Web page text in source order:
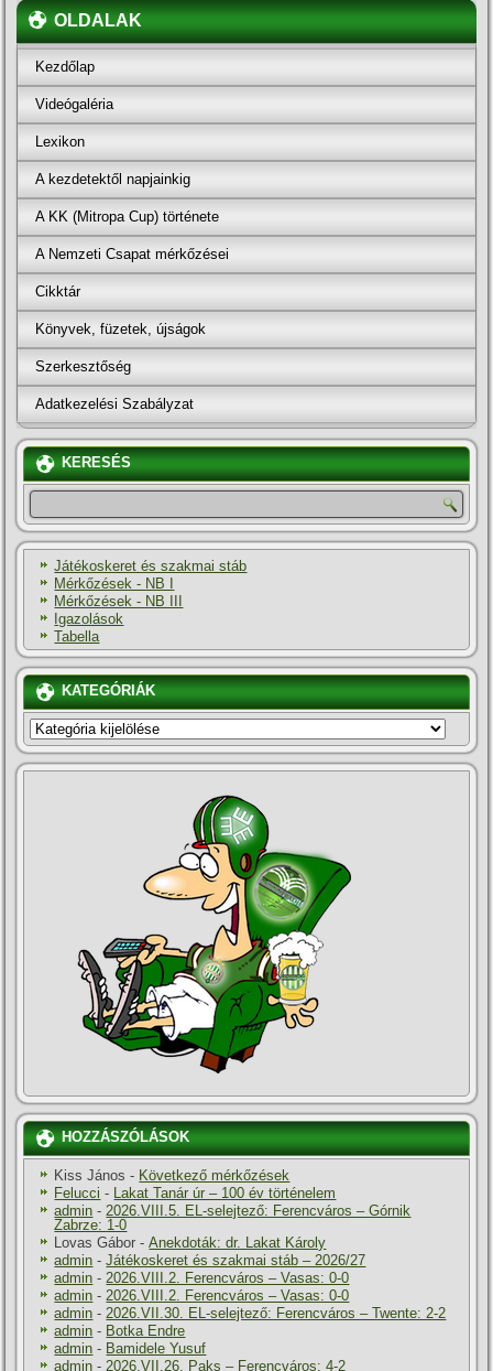
OLDALAK
Kezdőlap
Videógaléria
Lexikon
A kezdetektől napjainkig
A KK (Mitropa Cup) története
A Nemzeti Csapat mérkőzései
Cikktár
Könyvek, füzetek, újságok
Szerkesztőség
Adatkezelési Szabályzat
KERESÉS
Játékoskeret és szakmai stáb
Mérkőzések - NB I
Mérkőzések - NB III
Igazolások
Tabella
KATEGÓRIÁK
KATEGÓRIÁK
HOZZÁSZÓLÁSOK
Kiss János - Következő mérkőzések
Felucci - Lakat Tanár úr – 100 év történelem
admin -2026.VIII.5. EL-selejtező: Ferencváros – Górnik
Zabrze: 1-0
Lovas Gábor -Anekdoták: dr. Lakat Károly
admin -Játékoskeret és szakmai stáb – 2026/27
admin -2026.VIII.2. Ferencváros – Vasas: 0-0
admin -2026.VIII.2. Ferencváros – Vasas: 0-0
admin -2026.VII.30. EL-selejtező: Ferencváros – Twente: 2-2
admin - Botka Endre
admin - Bamidele Yusuf
admin -2026.VII.26. Paks – Ferencváros: 4-2